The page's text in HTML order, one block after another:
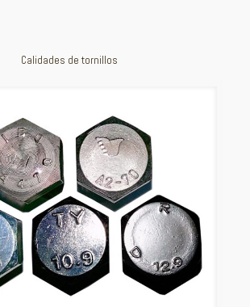
Calidades de tornillos